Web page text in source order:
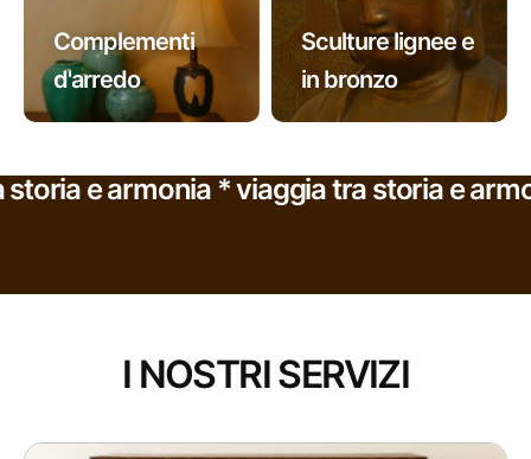
Complementi
d'arredo
Sculture lignee e
in bronzo
e armonia * viaggia tra storia e
I NOSTRI SERVIZI